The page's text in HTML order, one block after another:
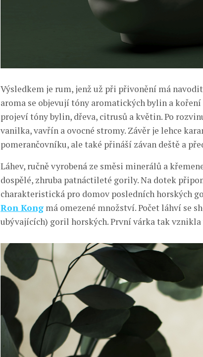
Výsledkem je rum, jenž už při přivonění má navodit
aroma se objevují tóny aromatických bylin a koření
projeví tóny bylin, dřeva, citrusů a květin. Po
vanilka, vavřín a ovocné stromy. Závěr je lehce
pomerančovníku, ale také přináší závan deště a
Láhev, ručně vyrobená ze směsi minerálů a
dospělé, zhruba patnáctileté gorily. Na dotek
charakteristická pro domov posledních horských
Ron Kongmá omezené množství. Počet láhví se
ubývajících) goril horských. První várka tak vznikla